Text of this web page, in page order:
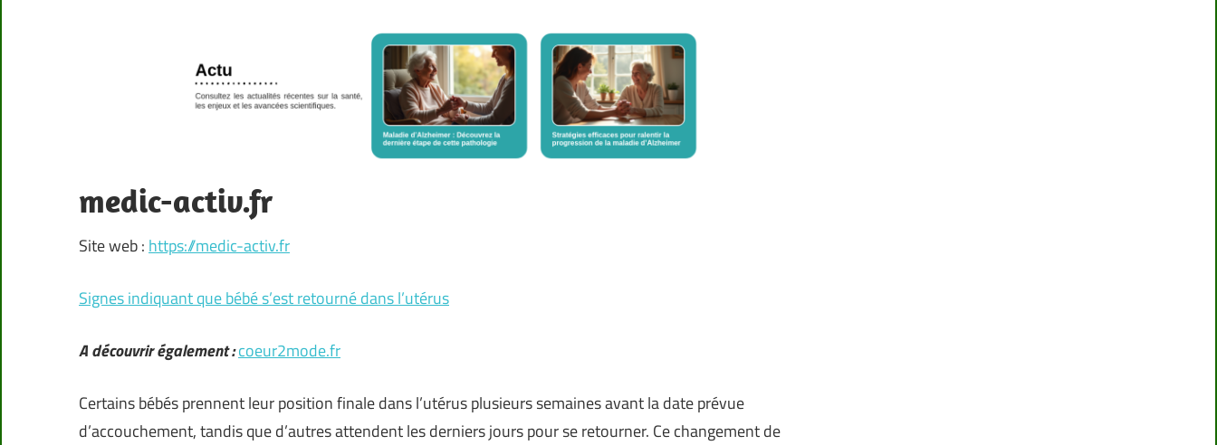
medic-activ.fr
Site web : https://medic-activ.fr
Signes indiquant que bébé s’est retourné dans l’utérus
A découvrir également :coeur2mode.fr
Certains bébés prennent leur position finale dans l’utérus plusieurs semaines avant la date prévue
d’accouchement, tandis que d’autres attendent les derniers jours pour se retourner. Ce changement de